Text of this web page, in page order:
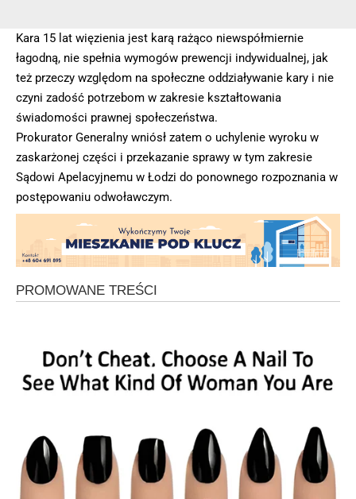
Kara 15 lat więzienia jest karą rażąco niewspółmiernie
łagodną, nie spełnia wymogów prewencji indywidualnej, jak
też przeczy względom na społeczne oddziaływanie kary i nie
czyni zadość potrzebom w zakresie kształtowania
świadomości prawnej społeczeństwa.
Prokurator Generalny wniósł zatem o uchylenie wyroku w
zaskarżonej części i przekazanie sprawy w tym zakresie
Sądowi Apelacyjnemu w Łodzi do ponownego rozpoznania w
postępowaniu odwoławczym.